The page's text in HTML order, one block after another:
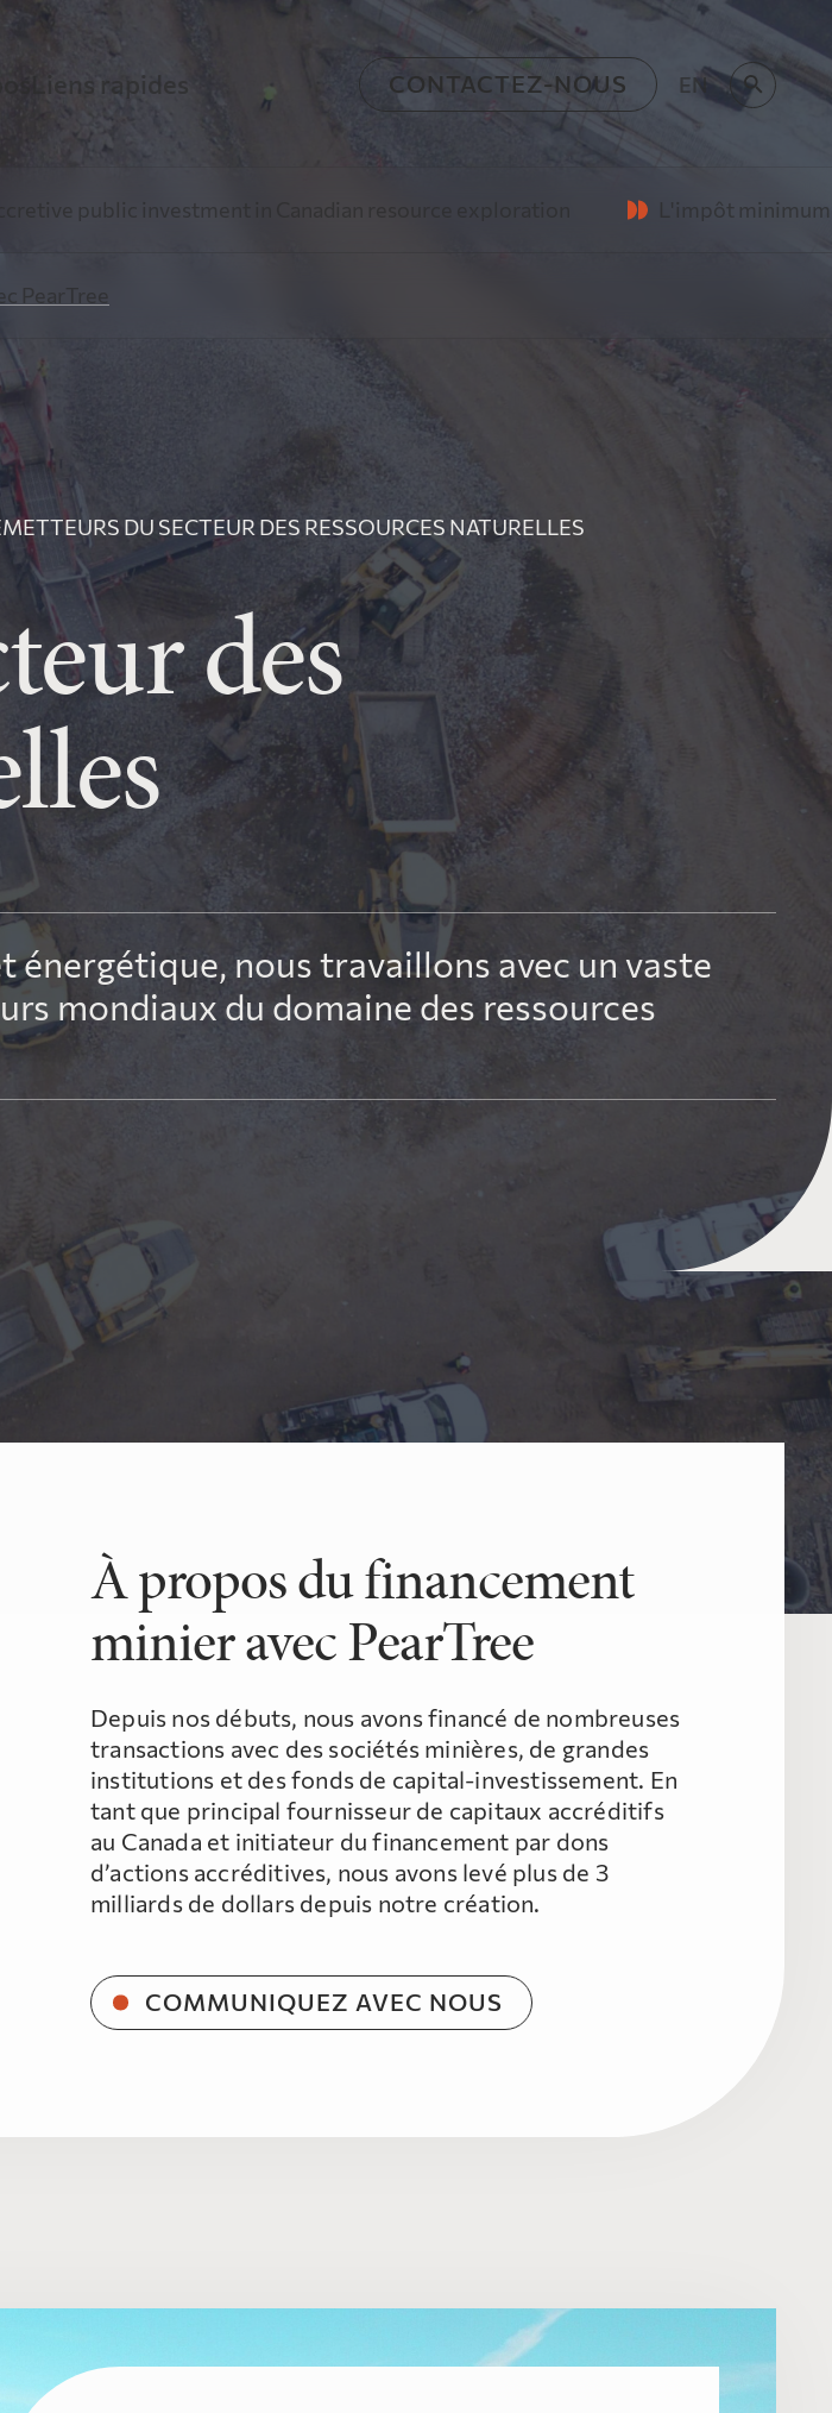
avec PearTree
avec
pour réduire le coût du don
et tendances de l’heure
unique de dons par actions
interprétations
impôt
amplifiée
chevronnés de PearTree Canada forment
collaborative dédiée au bien commun
Liens rapides
Ressources Vidéo
Ressources pour les émetteurs
Outils de levée de fonds pour les
organismes de bienfaisance
CONTACTEZ-NOUS EN
in Canadian resource exploration L'impôt minimum de remplacement
PearTree
DU SECTEUR DES RESSOURCES NATURELLES
des
nous travaillons avec un vaste
mondiaux du domaine des ressources
À propos du financement
minier avec PearTree
Depuis nos débuts, nous avons financé de nombreuses
transactions avec des sociétés minières, de grandes
institutions et des fonds de capital-investissement. En
tant que principal fournisseur de capitaux accréditifs
au Canada et initiateur du financement par dons
d’actions accréditives, nous avons levé plus de 3
milliards de dollars depuis notre création.
COMMUNIQUEZ AVEC NOUS